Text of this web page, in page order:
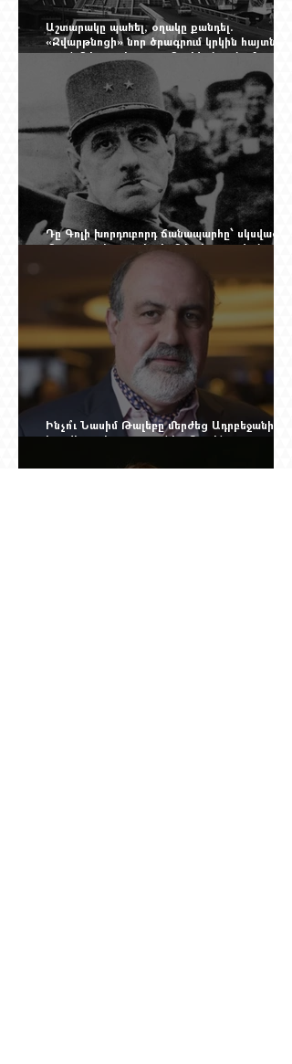
Աշտարակը պահել, օղակը քանդել.
«Զվարթնոցի» նոր ծրագրում կրկին հայտնվել
տասնմեկ տարի առաջ մերժված լուծումը:
Yerevan Online Mag.-ի մեծ ռեպորտաժը
Դը Գոլի խորդուբորդ ճանապարհը՝ սկսված
մեղադրյալի աթոռից և մեկ սխալ գրված
Ինչո՞ւ Նասիմ Թալեբը մերժեց Ադրբեջանի
հրավերքը և պաշտպանեց Ռուբեն